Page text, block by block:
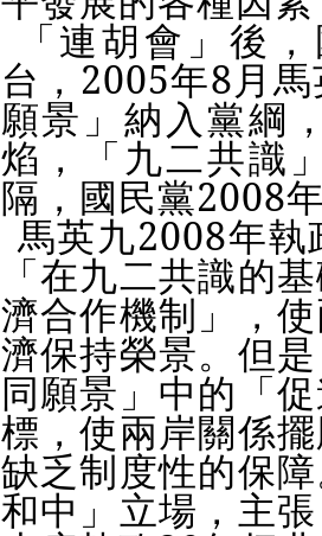
「連胡會」後
台，2005年8月
願景」納入黨綱
焰，「九二共識
隔，國民黨2008
馬英九2008年
「在九二共識的
濟合作機制」，
濟保持榮景。但
同願景」中的「
標，使兩岸關係
缺乏制度性的保
和中」立場，主